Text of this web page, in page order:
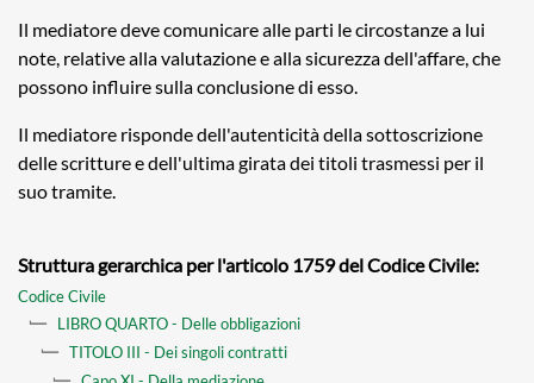
Il mediatore deve comunicare alle parti le circostanze a lui
note, relative alla valutazione e alla sicurezza dell'affare, che
possono influire sulla conclusione di esso.
Il mediatore risponde dell'autenticità della sottoscrizione
delle scritture e dell'ultima girata dei titoli trasmessi per il
suo tramite.
Struttura gerarchica per l'articolo 1759 del Codice Civile:
Codice Civile
LIBRO QUARTO - Delle obbligazioni
TITOLO III - Dei singoli contratti